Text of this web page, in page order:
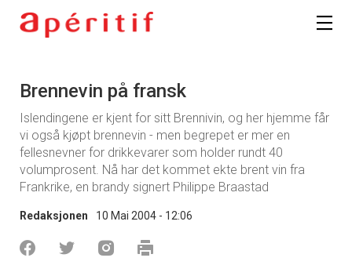
Brennevin på fransk
Islendingene er kjent for sitt Brennivin, og her hjemme får
vi også kjøpt brennevin - men begrepet er mer en
fellesnevner for drikkevarer som holder rundt 40
volumprosent. Nå har det kommet ekte brent vin fra
Frankrike, en brandy signert Philippe Braastad
Redaksjonen 10 Mai 2004 - 12:06